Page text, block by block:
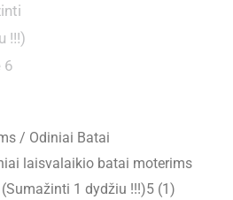
/ Odiniai Batai
laisvalaikio batai moterims
1 dydžiu !!!)5 (1)